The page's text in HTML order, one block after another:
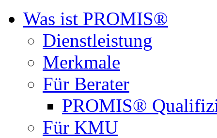
Was ist PROMIS®
Dienstleistung
Merkmale
Für Berater
PROMIS®
Für KMU